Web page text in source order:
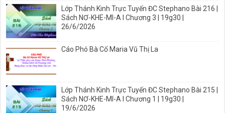
Lớp Thánh Kinh Trực Tuyến ĐC Stephano Bài 216 |
Sách NƠ-KHE-MI-A I Chương 3 | 19g30 |
26/6/2026
Cáo Phó Bà Cố Maria Vũ Thị La
Lớp Thánh Kinh Trực Tuyến ĐC Stephano Bài 215 |
Sách NƠ-KHE-MI-A I Chương 1 | 19g30 |
19/6/2026